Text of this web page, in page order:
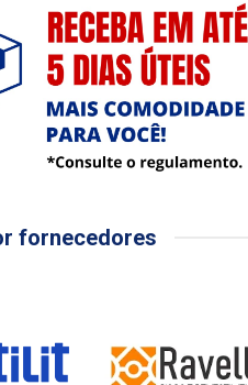
fornecedores